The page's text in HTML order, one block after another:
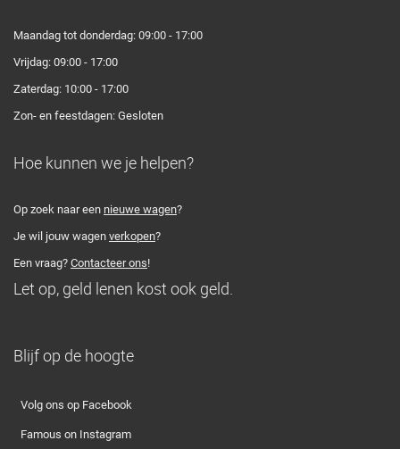
Maandag tot donderdag: 09:00 - 17:00
Vrijdag: 09:00 - 17:00
Zaterdag: 10:00 - 17:00
Zon- en feestdagen: Gesloten
Hoe kunnen we je helpen?
Op zoek naar een nieuwe wagen?
Je wil jouw wagen verkopen?
Een vraag? Contacteer ons!
Let op, geld lenen kost ook geld.
Blijf op de hoogte
Volg ons op Facebook
Famous on Instagram